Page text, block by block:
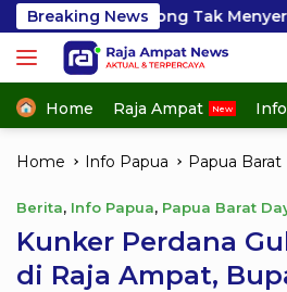
Skip
to
content
Breaking News
Tak Menyerah pada
Home Raja Ampat
Home Info Papua Papua Barat
Berita, Info Papua, Papua Barat
Kunker Perdana
di Raja Ampat,